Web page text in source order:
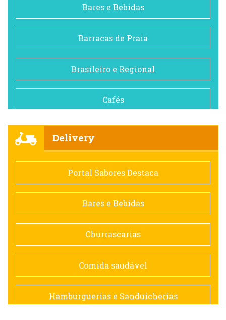
Bares e Bebidas
Barracas de Praia
Brasileiro e Regional
Cafés
Comida saudável
Contemporânea
Doceria
Espanhola
Francesa
Delivery
Portal Sabores Destaca
Bares e Bebidas
Churrascarias
Comida saudável
Hamburguerias e Sanduicherias